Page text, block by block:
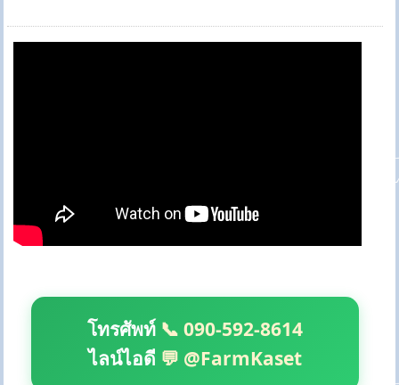
โทรศัพท์ 📞 090-592-8614
ไลน์ไอดี 💬 @FarmKaset